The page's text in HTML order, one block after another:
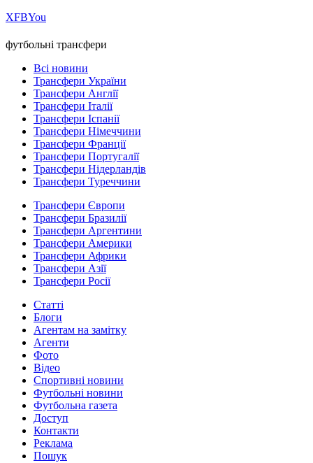
ХFBYou
футбольні трансфери
Всі новини
Трансфери України
Трансфери Англії
Трансфери Італії
Трансфери Іспанії
Трансфери Німеччини
Трансфери Франції
Трансфери Португалії
Трансфери Нідерландів
Трансфери Туреччини
Трансфери Європи
Трансфери Бразилії
Трансфери Аргентини
Трансфери Америки
Трансфери Африки
Трансфери Азії
Трансфери Росії
Статті
Блоги
Агентам на замітку
Агенти
Фото
Відео
Спортивні новини
Футбольні новини
Футбольна газета
Доступ
Контакти
Реклама
Пошук